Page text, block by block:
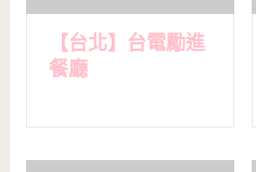
【台北】台電勵進
餐廳